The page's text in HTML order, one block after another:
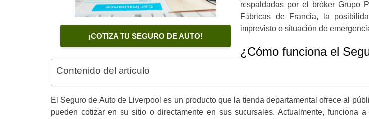
¡COTIZA TU SEGURO DE AUTO!
respaldadas por el bróker Grupo
Fábricas de Francia, la
imprevisto o situación de
¿Cómo funciona el
Contenido del artículo
El Seguro de Auto de Liverpool es un producto que la tienda departamental ofrece al
pueden cotizar en su sitio o directamente en sus sucursales. Actualmente, funciona